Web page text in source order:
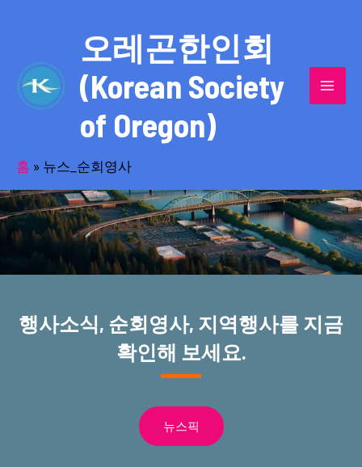
오레곤한인회
(Korean Society
of Oregon)
홈 » 뉴스_순회영사
반세기의 세월을 품고 동포사회를 섬겨온
오레곤한인회!
행사소식, 순회영사, 지역행사를 지금
확인해 보세요.
뉴스픽